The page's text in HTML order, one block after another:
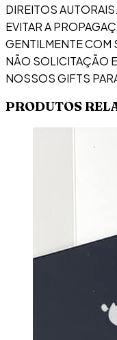
DIREITOS
EVITAR A
GENTILMENTE COM
NÃO SOLICITAÇÃO
NOSSOS GIFTS
PRODUTOS